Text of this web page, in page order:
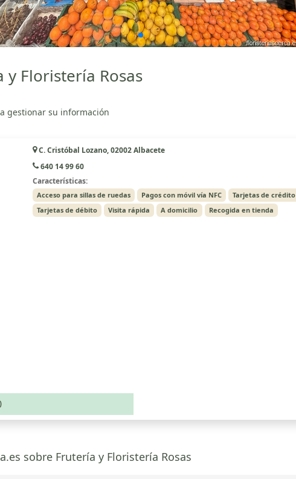
Floristería Rosas
gestionar su información
C. Cristóbal Lozano, 02002 Albacete
640 14 99 60
Características:
Acceso para sillas de ruedas Pagos con móvil vía NFC
Tarjetas de crédito
Tarjetas de débito
Visita rápida A domicilio Recogida en tienda
sobre Frutería y Floristería Rosas